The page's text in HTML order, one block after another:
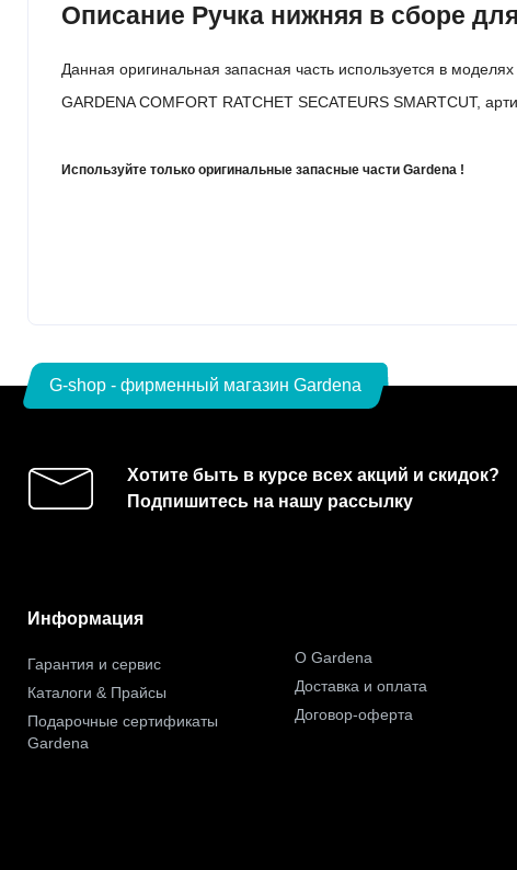
Описание Ручка нижняя в сборе
Данная оригинальная запасная часть используется в
GARDENA COMFORT RATCHET SECATEURS SMARTCUT,
Используйте только оригинальные запасные части Gardena !
G-shop - фирменный магазин Gardena
Хотите быть в курсе всех акций и скидок?
Подпишитесь на нашу рассылку
Информация
Гарантия и сервис
Каталоги & Прайсы
Подарочные сертификаты
Gardena
О Gardena
Доставка и оплата
Договор-оферта